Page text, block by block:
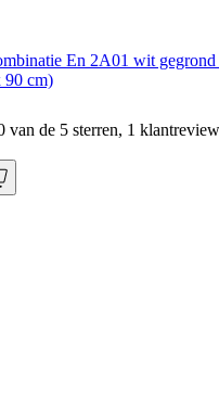
En 2A01 wit gegrond
90 cm)
van de 5 sterren, 1 klantreview